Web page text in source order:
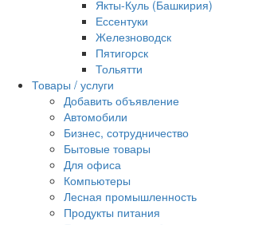
Якты-Куль (Башкирия)
Ессентуки
Железноводск
Пятигорск
Тольятти
Товары / услуги
Добавить объявление
Автомобили
Бизнес, сотрудничество
Бытовые товары
Для офиса
Компьютеры
Лесная промышленность
Продукты питания